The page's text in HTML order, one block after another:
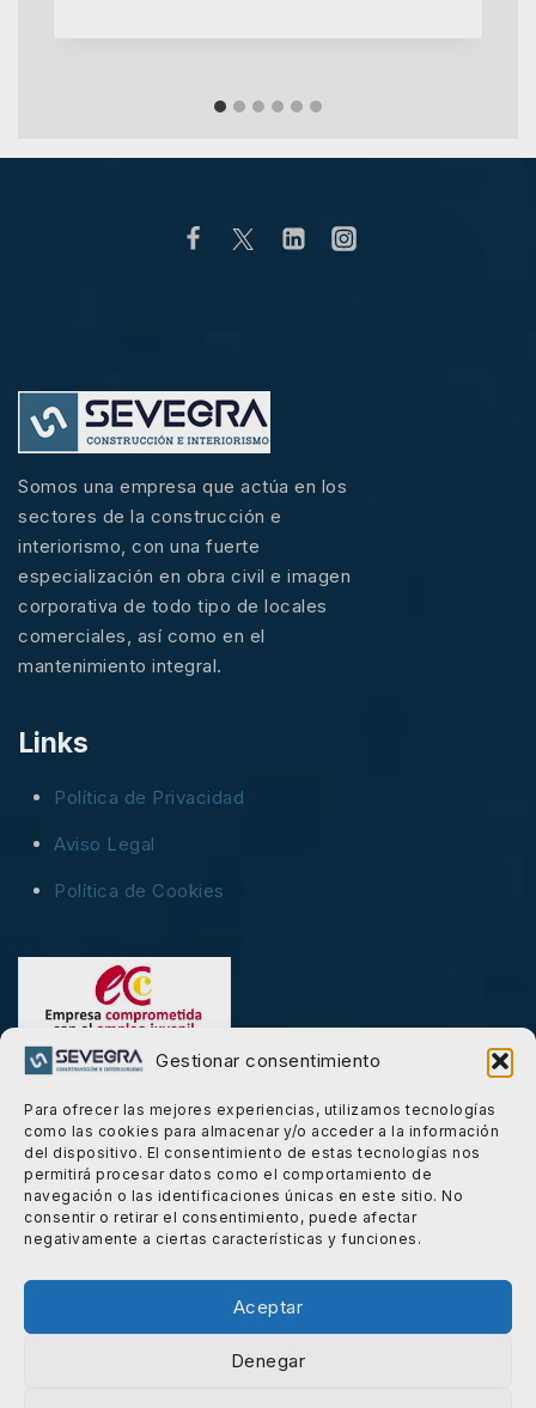
Gestionar consentimiento
Para ofrecer las mejores experiencias, utilizamos tecnologías
como las cookies para almacenar y/o acceder a la información
del dispositivo. El consentimiento de estas tecnologías nos
permitirá procesar datos como el comportamiento de
navegación o las identificaciones únicas en este sitio. No
consentir o retirar el consentimiento, puede afectar
negativamente a ciertas características y funciones.
Aceptar
Denegar
Somos una empresa que actúa en los
sectores de la construcción e
interiorismo, con una fuerte
especialización en obra civil e imagen
corporativa de todo tipo de locales
comerciales, así como en el
mantenimiento integral.
Links
Política de Privacidad
Aviso Legal
Política de Cookies
Carta De Presentación